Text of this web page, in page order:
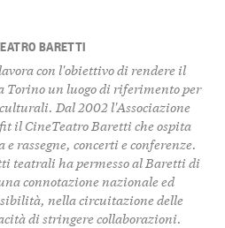
BARETTI
con l'obiettivo di rendere il
Torino un luogo di riferimento per
Dal 2002 l'Associazione
il CineTeatro Baretti che ospita
rassegne, concerti e conferenze.
teatrali ha permesso al Baretti di
connotazione nazionale ed
nella circuitazione delle
di stringere collaborazioni.